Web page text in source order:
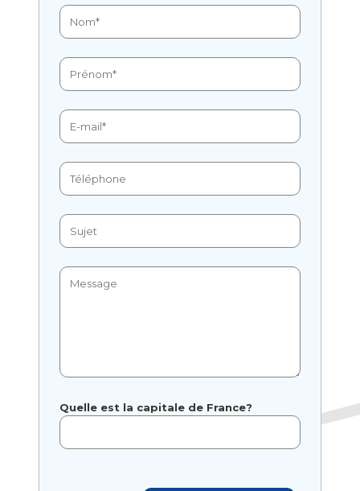
Quelle est la capitale de France?